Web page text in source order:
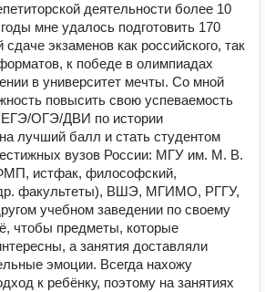
деятельности более 10
мне удалось подготовить 170
экзаменов как российского, так
к победе в олимпиадах
в университет мечты. Со мной
повысить свою успеваемость
ЕГЭ/ОГЭ/ДВИ по истории
лучший балл и стать студентом
вузов России: МГУ им. М. В.
истфак, философский,
факультеты), ВШЭ, МГИМО, РГГУ,
учебном заведении по своему
чтобы предметы, которые
а занятия доставляли
эмоции. Всегда нахожу
к ребёнку, поэтому на занятиях